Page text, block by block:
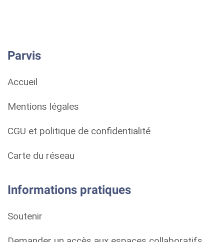
Parvis
Accueil
Mentions légales
CGU et politique de confidentialité
Carte du réseau
Informations pratiques
Soutenir